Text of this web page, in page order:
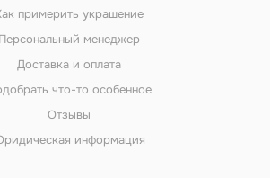
примерить украшение
Персональный менеджер
Доставка и оплата
что-то особенное
Отзывы
информация